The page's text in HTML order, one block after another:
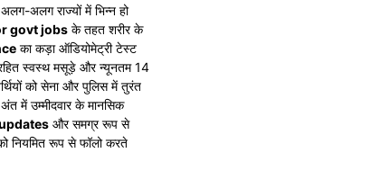
अलग राज्यों में भिन्न हो
govt jobs के तहत शरीर के
का कड़ा ऑडियोमेट्री टेस्ट
रहित स्वस्थ मसूड़े और न्यूनतम 14
को सेना और पुलिस में तुरंत
में उम्मीदवार के मानसिक
और समग्र रूप से
नियमित रूप से फॉलो करते